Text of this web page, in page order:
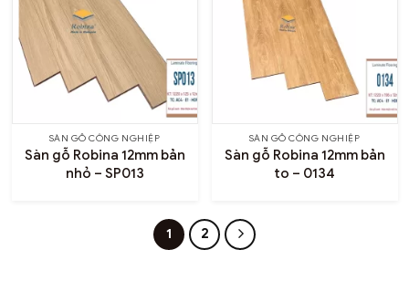
Không phù hợp khu vực ẩm ướt:
Sàn không nên lắp đặt tại phòng tắm, ban công hoặc
ngoài trời vì nước có thể thấm vào lõi gây hư hỏng.
Độ bền thấp hơn gỗ tự nhiên:
Dù đã cải tiến, sàn công nghiệp vẫn không thể đạt
tuổi thọ và khả năng phục hồi như gỗ nguyên khối.
SÀN GỖ CÔNG NGHIỆP
Sàn gỗ Robina 12mm bản
nhỏ – SP013
SÀN GỖ CÔNG NGHIỆP
Sàn gỗ Robina 12mm bản
to – 0134
1 2